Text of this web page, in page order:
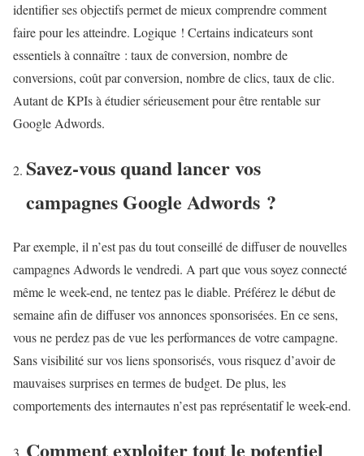
identifier ses objectifs permet de mieux comprendre comment
faire pour les atteindre. Logique ! Certains indicateurs sont
essentiels à connaître : taux de conversion, nombre de
conversions, coût par conversion, nombre de clics, taux de clic.
Autant de KPIs à étudier sérieusement pour être rentable sur
Google Adwords.
Savez-vous quand lancer vos
campagnes Google Adwords ?
Par exemple, il n’est pas du tout conseillé de diffuser de nouvelles
campagnes Adwords le vendredi. A part que vous soyez connecté
même le week-end, ne tentez pas le diable. Préférez le début de
semaine afin de diffuser vos annonces sponsorisées. En ce sens,
vous ne perdez pas de vue les performances de votre campagne.
Sans visibilité sur vos liens sponsorisés, vous risquez d’avoir de
mauvaises surprises en termes de budget. De plus, les
comportements des internautes n’est pas représentatif le week-end.
Comment exploiter tout le potentiel